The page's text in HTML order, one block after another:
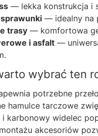
— lekka konstrukcja i
— idealny na
trasy — komfortowa
i asfalt —
wybrać ten
potrzebne
hamulce tarczowe
i karbonowy widelec
akcesoriów